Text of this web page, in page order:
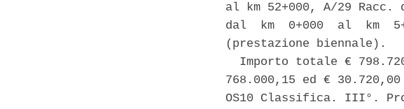
al km 52+000, A/29
dal  km  0+000  al  km
(prestazione biennale).
Importo totale €
768.000,15 ed €
OS10 Classifica. III°.